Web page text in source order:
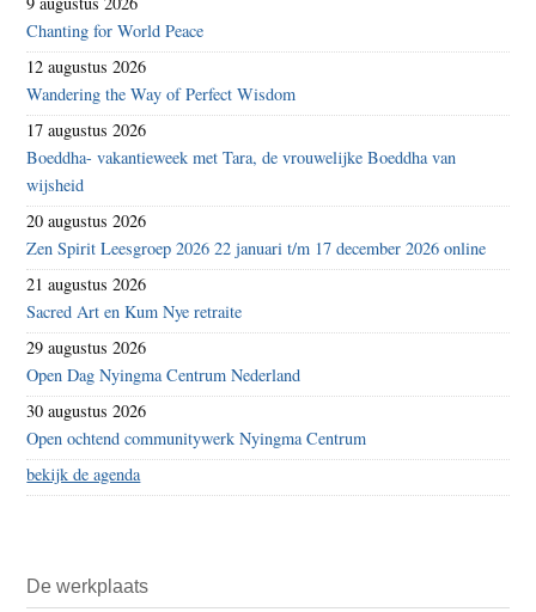
Chanting for World Peace
12 augustus 2026
Wandering the Way of Perfect Wisdom
17 augustus 2026
Boeddha- vakantieweek met Tara, de vrouwelijke Boeddha van
wijsheid
20 augustus 2026
Zen Spirit Leesgroep 2026 22 januari t/m 17 december 2026 online
21 augustus 2026
Sacred Art en Kum Nye retraite
29 augustus 2026
Open Dag Nyingma Centrum Nederland
30 augustus 2026
Open ochtend communitywerk Nyingma Centrum
bekijk de agenda
De werkplaats